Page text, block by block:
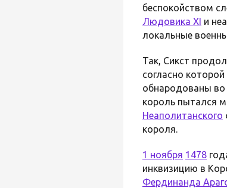
беспокойством
Людовика XI и
локальные
Так, Сикст
согласно
обнародованы
король пытался
Неаполитанского
короля.
1 ноября 1478
инквизицию в
Фердинанда